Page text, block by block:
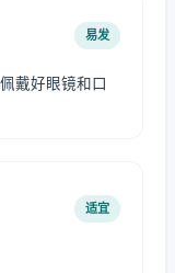
易发
戴好眼镜和口
适宜